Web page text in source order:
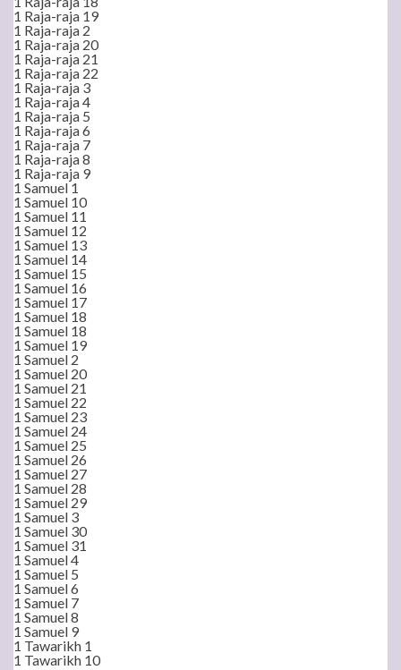
1 Raja-raja 19
1 Raja-raja 2
1 Raja-raja 20
1 Raja-raja 21
1 Raja-raja 22
1 Raja-raja 3
1 Raja-raja 4
1 Raja-raja 5
1 Raja-raja 6
1 Raja-raja 7
1 Raja-raja 8
1 Raja-raja 9
1 Samuel 1
1 Samuel 10
1 Samuel 11
1 Samuel 12
1 Samuel 13
1 Samuel 14
1 Samuel 15
1 Samuel 16
1 Samuel 17
1 Samuel 18
1 Samuel 18
1 Samuel 19
1 Samuel 2
1 Samuel 20
1 Samuel 21
1 Samuel 22
1 Samuel 23
1 Samuel 24
1 Samuel 25
1 Samuel 26
1 Samuel 27
1 Samuel 28
1 Samuel 29
1 Samuel 3
1 Samuel 30
1 Samuel 31
1 Samuel 4
1 Samuel 5
1 Samuel 6
1 Samuel 7
1 Samuel 8
1 Samuel 9
1 Tawarikh 1
1 Tawarikh 10